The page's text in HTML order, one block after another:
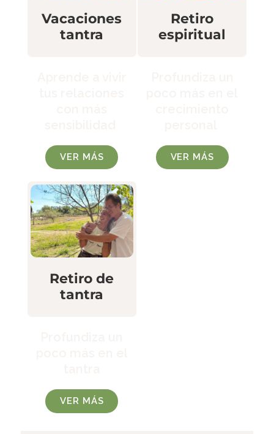
Vacaciones
tantra
VER MÁS
Retiro
espiritual
VER MÁS
Retiro de
tantra
VER MÁS